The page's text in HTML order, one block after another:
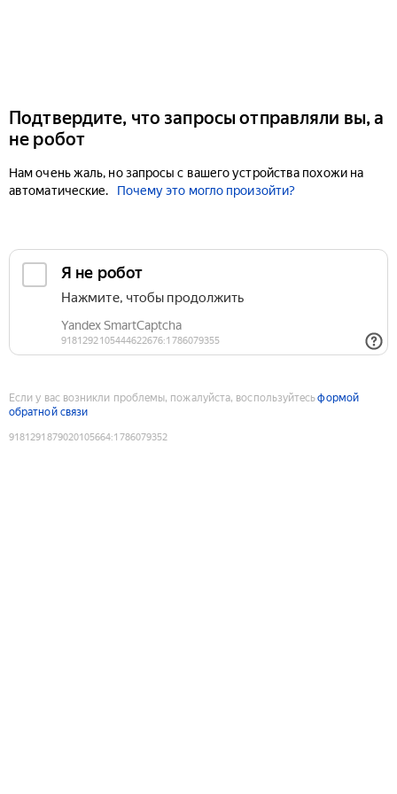
Подтвердите, что запросы отправляли вы, а
не робот
Нам очень жаль, но запросы с вашего устройства похожи на
автоматические.
Почему это могло произойти?
Если у вас возникли проблемы, пожалуйста, воспользуйтесьформой
обратной связи
9181291879020105664:1786079352